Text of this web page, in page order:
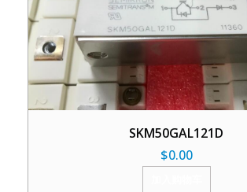
SKM50GAL121D
$0.00